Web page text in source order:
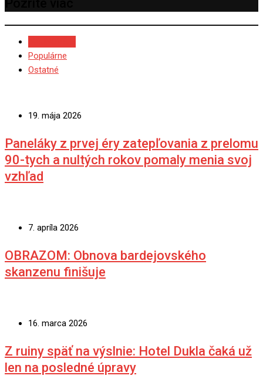
Populárne
Ostatné
19. mája 2026
Paneláky z prvej éry zatepľovania z prelomu
90-tych a nultých rokov pomaly menia svoj
vzhľad
7. apríla 2026
OBRAZOM: Obnova bardejovského
skanzenu finišuje
16. marca 2026
Z ruiny späť na výslnie: Hotel Dukla čaká už
len na posledné úpravy